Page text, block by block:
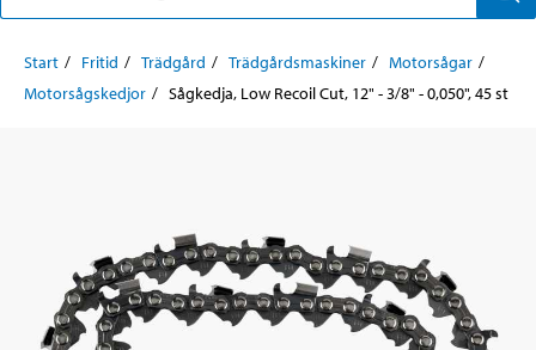
Start Fritid Trädgård Trädgårdsmaskiner
Motorsågar
Motorsågskedjor
Sågkedja, Low Recoil Cut, 12" - 3/8" - 0,050", 45 st